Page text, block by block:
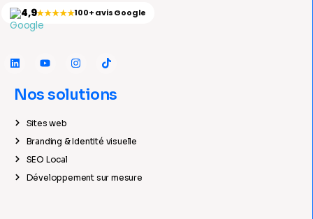
4,9★★★★★100+ avis Google
Nos solutions
Sites web
Branding & Identité visuelle
SEO Local
Développement sur mesure